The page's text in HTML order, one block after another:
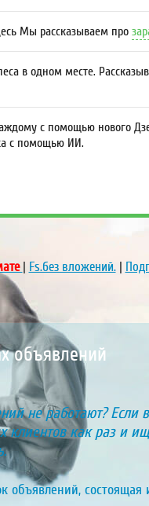
Мы рассказываем про
в одном месте.
с помощью нового
с помощью ИИ.
| Fs.без вложений.|
объявлений
не работают? Если
клиентов как раз и
объявлений, состоящая